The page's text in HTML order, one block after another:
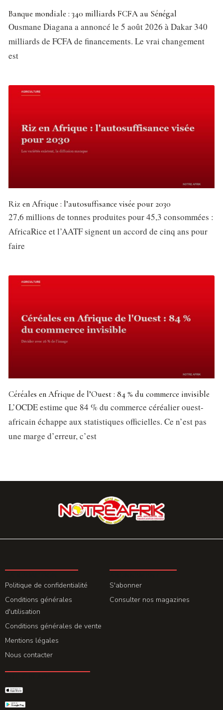
Banque mondiale : 340 milliards FCFA au Sénégal
Ousmane Diagana a annoncé le 5 août 2026 à Dakar 340
milliards de FCFA de financements. Le vrai changement
est
Riz en Afrique : l’autosuffisance visée pour 2030
27,6 millions de tonnes produites pour 45,3 consommées :
AfricaRice et l’AATF signent un accord de cinq ans pour
faire
Céréales en Afrique de l’Ouest : 84 % du commerce invisible
L’OCDE estime que 84 % du commerce céréalier ouest-
africain échappe aux statistiques officielles. Ce n’est pas
une marge d’erreur, c’est
Politique de confidentialité
Conditions générales
d'utilisation
Conditions générales de vente
Mentions légales
Nous contacter
S'abonner
Consulter nos magazines